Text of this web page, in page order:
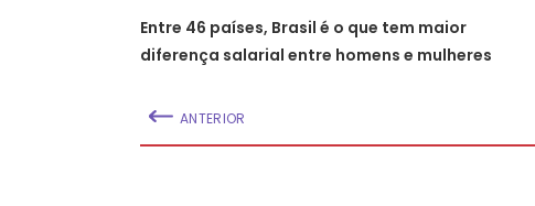
Entre 46 países, Brasil é o que tem maior
diferença salarial entre homens e mulheres
ANTERIOR